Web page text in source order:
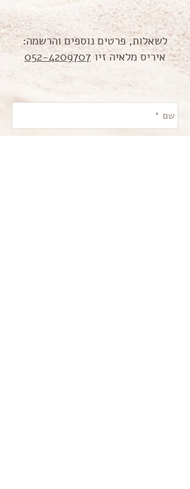
לשאלות, פרטים נוספים והרשמה:
איריס מלאיה זיו 052-4209707